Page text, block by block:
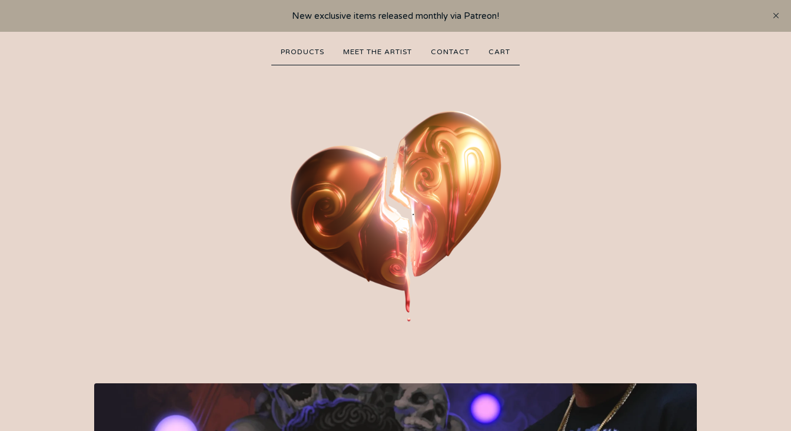
New exclusive items released monthly via Patreon!
PRODUCTS MEET THE ARTIST CONTACT CART